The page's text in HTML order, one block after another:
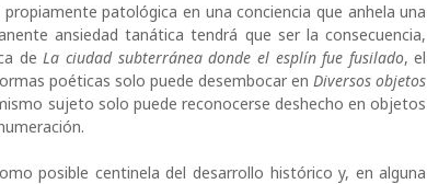
patológica en una conciencia que anhela una
ansiedad tanática tendrá que ser la consecuencia,
deLa ciudad subterránea donde el esplín fue fusilado, el
poéticas solo puede desembocar enDiversos objetos
sujeto solo puede reconocerse deshecho en objetos
posible centinela del desarrollo histórico y, en alguna